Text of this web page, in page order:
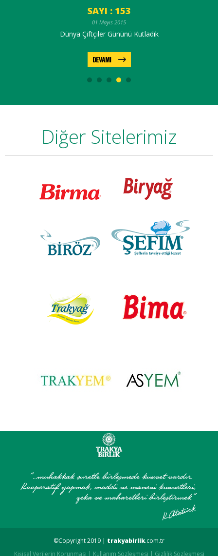
SAYI : 153
01 Mayıs 2015
Dünya Çiftçiler Gününü Kutladık
DEVAMI
Diğer Sitelerimiz
©Copyright 2019 | trakyabirlik.com.tr
Kişisel Verilerin Korunması | Kullanım Sözleşmesi | Gizlilik Sözleşmesi